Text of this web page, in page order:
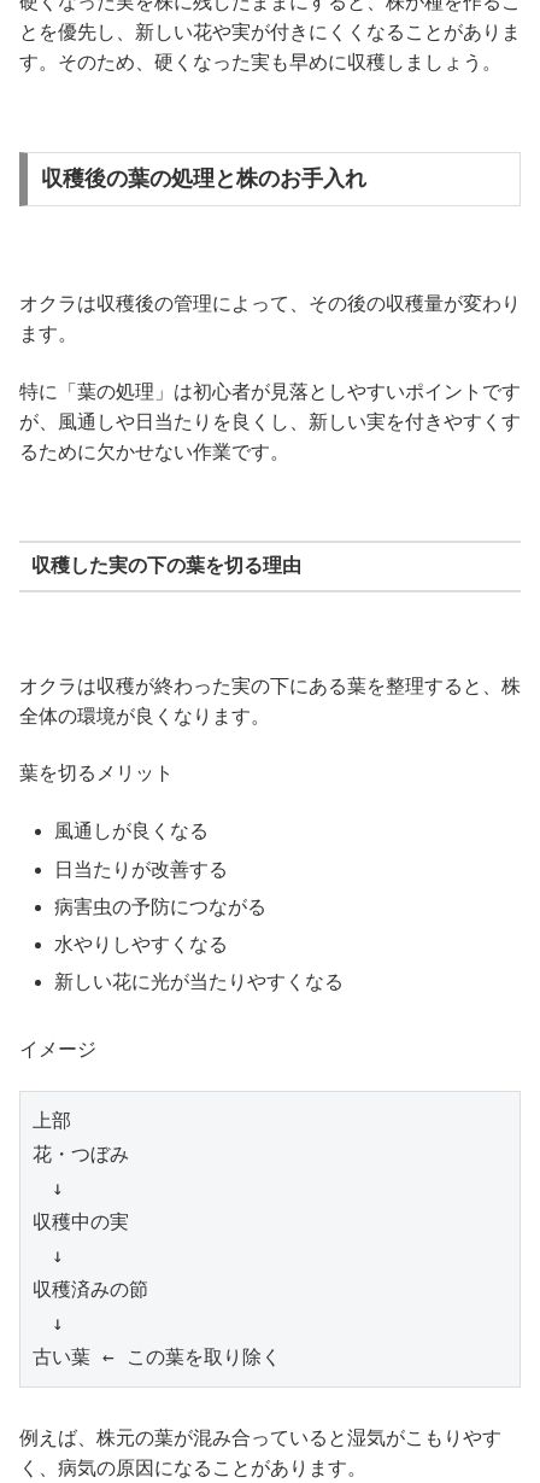
とを優先し、新しい花や実が付きにくくなることがありま
す。そのため、硬くなった実も早めに収穫しましょう。
収穫後の葉の処理と株のお手入れ
オクラは収穫後の管理によって、その後の収穫量が変わり
ます。
特に「葉の処理」は初心者が見落としやすいポイントです
が、風通しや日当たりを良くし、新しい実を付きやすくす
るために欠かせない作業です。
収穫した実の下の葉を切る理由
オクラは収穫が終わった実の下にある葉を整理すると、株
全体の環境が良くなります。
葉を切るメリット
風通しが良くなる
日当たりが改善する
病害虫の予防につながる
水やりしやすくなる
新しい花に光が当たりやすくなる
イメージ
上部
花・つぼみ
↓
収穫中の実
↓
収穫済みの節
↓
古い葉 ← この葉を取り除く
例えば、株元の葉が混み合っていると湿気がこもりやす
く、病気の原因になることがあります。